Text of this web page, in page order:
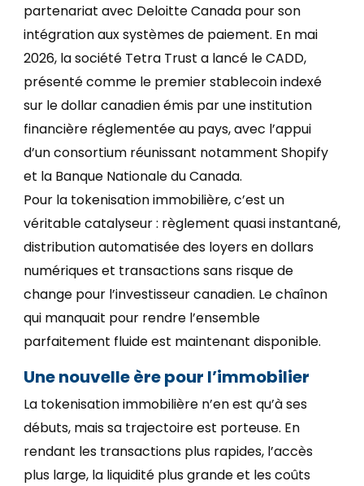
partenariat avec Deloitte Canada pour son
intégration aux systèmes de paiement. En mai
2026, la société Tetra Trust a lancé le CADD,
présenté comme le premier stablecoin indexé
sur le dollar canadien émis par une institution
financière réglementée au pays, avec l’appui
d’un consortium réunissant notamment Shopify
et la Banque Nationale du Canada.
Pour la tokenisation immobilière, c’est un
véritable catalyseur : règlement quasi instantané,
distribution automatisée des loyers en dollars
numériques et transactions sans risque de
change pour l’investisseur canadien. Le chaînon
qui manquait pour rendre l’ensemble
parfaitement fluide est maintenant disponible.
Une nouvelle ère pour l’immobilier
La tokenisation immobilière n’en est qu’à ses
débuts, mais sa trajectoire est porteuse. En
rendant les transactions plus rapides, l’accès
plus large, la liquidité plus grande et les coûts